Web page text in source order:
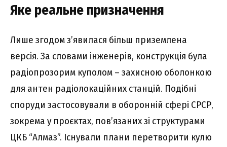
Яке реальне призначення
Лише згодом з’явилася більш приземлена
версія. За словами інженерів, конструкція була
радіопрозорим куполом – захисною оболонкою
для антен радіолокаційних станцій. Подібні
споруди застосовували в оборонній сфері СРСР,
зокрема у проєктах, пов’язаних зі структурами
ЦКБ “Алмаз”. Існували плани перетворити кулю